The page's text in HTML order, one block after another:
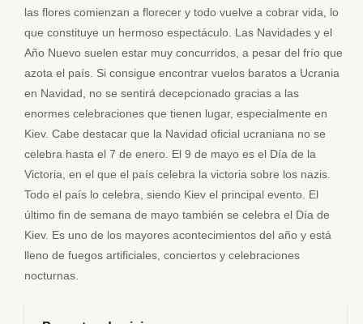
las flores comienzan a florecer y todo vuelve a cobrar vida, lo
que constituye un hermoso espectáculo. Las Navidades y el
Año Nuevo suelen estar muy concurridos, a pesar del frío que
azota el país. Si consigue encontrar vuelos baratos a Ucrania
en Navidad, no se sentirá decepcionado gracias a las
enormes celebraciones que tienen lugar, especialmente en
Kiev. Cabe destacar que la Navidad oficial ucraniana no se
celebra hasta el 7 de enero. El 9 de mayo es el Día de la
Victoria, en el que el país celebra la victoria sobre los nazis.
Todo el país lo celebra, siendo Kiev el principal evento. El
último fin de semana de mayo también se celebra el Día de
Kiev. Es uno de los mayores acontecimientos del año y está
lleno de fuegos artificiales, conciertos y celebraciones
nocturnas.